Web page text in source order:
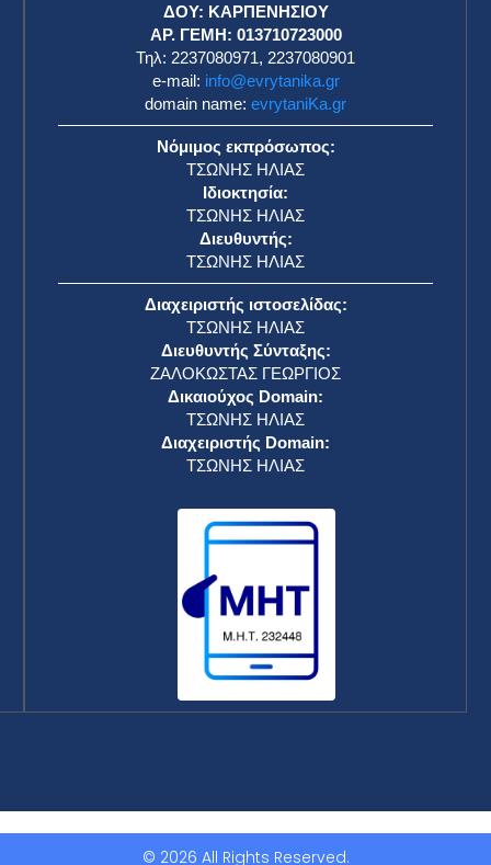
ΔΟΥ: ΚΑΡΠΕΝΗΣΙΟΥ
ΑΡ. ΓΕΜΗ: 013710723000
Τηλ: 2237080971, 2237080901
e-mail: info@evrytanika.gr
domain name: evrytaniKa.gr
Νόμιμος εκπρόσωπος:
ΤΣΩΝΗΣ ΗΛΙΑΣ
Ιδιοκτησία:
ΤΣΩΝΗΣ ΗΛΙΑΣ
Διευθυντής:
ΤΣΩΝΗΣ ΗΛΙΑΣ
Διαχειριστής ιστοσελίδας:
ΤΣΩΝΗΣ ΗΛΙΑΣ
Διευθυντής Σύνταξης:
ΖΑΛΟΚΩΣΤΑΣ ΓΕΩΡΓΙΟΣ
Δικαιούχος Domain:
ΤΣΩΝΗΣ ΗΛΙΑΣ
Διαχειριστής Domain:
ΤΣΩΝΗΣ ΗΛΙΑΣ
© 2026 All Rights Reserved.